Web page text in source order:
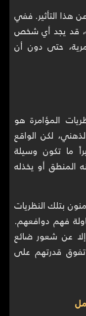
هذا التأثير. ففي
قد يجد أي شخص
حتى دون أن
المؤامرة هو
لكن الواقع
ما تكون وسيلة
المنطق أو يخذله
بتلك النظريات
فهم دوافعهم.
عن شعور ضائع
قدرتهم على